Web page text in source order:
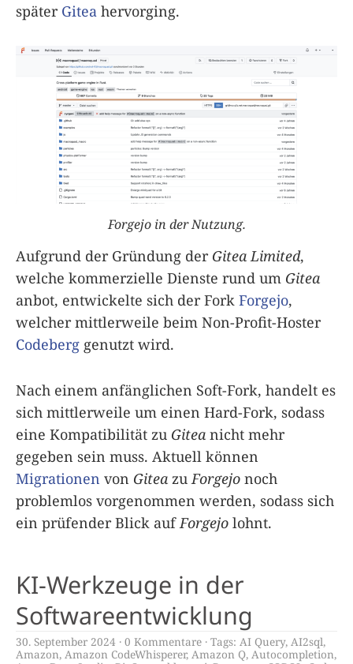
später Gitea hervorging.
Forgejo in der Nutzung.
Aufgrund der Gründung der Gitea Limited,
welche kommerzielle Dienste rund um Gitea
anbot, entwickelte sich der Fork Forgejo,
welcher mittlerweile beim Non-Profit-Hoster
Codeberg genutzt wird.
Nach einem anfänglichen Soft-Fork, handelt es
sich mittlerweile um einen Hard-Fork, sodass
eine Kompatibilität zu Gitea nicht mehr
gegeben sein muss. Aktuell können
Migrationen von Gitea zuForgejo noch
problemlos vorgenommen werden, sodass sich
ein prüfender Blick aufForgejo lohnt.
KI-Werkzeuge in der
Softwareentwicklung
30. September 2024 0 Kommentare Tags: AI Query, AI2sql,
Amazon, Amazon CodeWhisperer, Amazon Q, Autocompletion,